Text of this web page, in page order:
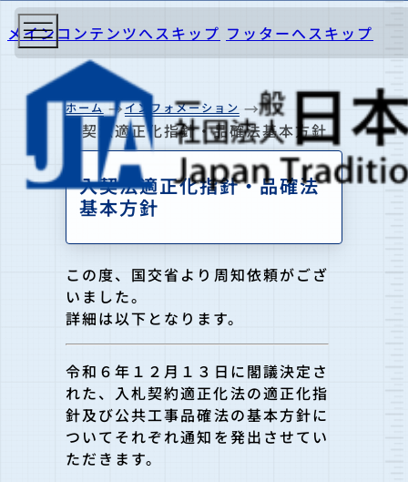
メインコンテンツへスキップ フッターへスキップ
ホーム インフォメーション
入契法適正化指針・品確法基本方針
入契法適正化指針・品確法
基本方針
この度、国交省より周知依頼がござ
いました。
詳細は以下となります。
令和６年１２月１３日に閣議決定さ
れた、入札契約適正化法の適正化指
針及び公共工事品確法の基本方針に
ついてそれぞれ通知を発出させてい
ただきます。